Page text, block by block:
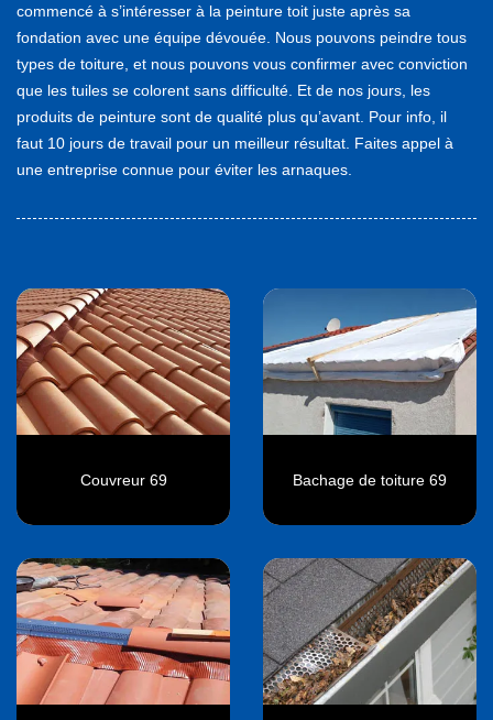
commencé à s’intéresser à la peinture toit juste après sa
fondation avec une équipe dévouée. Nous pouvons peindre tous
types de toiture, et nous pouvons vous confirmer avec conviction
que les tuiles se colorent sans difficulté. Et de nos jours, les
produits de peinture sont de qualité plus qu’avant. Pour info, il
faut 10 jours de travail pour un meilleur résultat. Faites appel à
une entreprise connue pour éviter les arnaques.
Couvreur 69 Bachage de toiture 69